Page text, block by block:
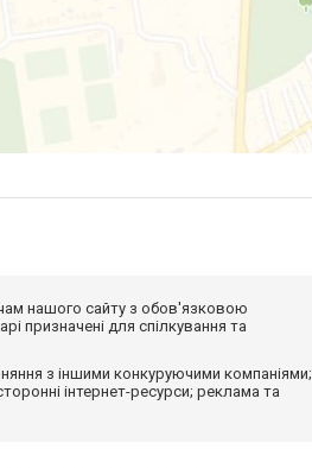
нашого сайту з обов'язковою
призначені для спілкування та
з іншими конкуруючими компаніями;
інтернет-ресурси; реклама та